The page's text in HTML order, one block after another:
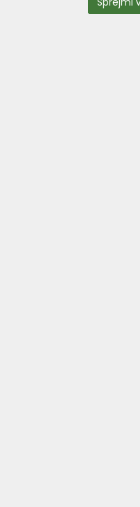
Neža in
Najino srce bije za
Vse se je začelo
plant based hrano
se je zboljšala,
vprašala kaj za
energična?! No jst
ampak me je z
Pred menjavo hrane je
Od tete 14 let starega
sprejeti in je začela
nazaj maščobo, zdravje,
rekli, da ni pomoči -
Noooo najine lubice
Sama verjameva, da se
Mi smo zdravi in srečni,